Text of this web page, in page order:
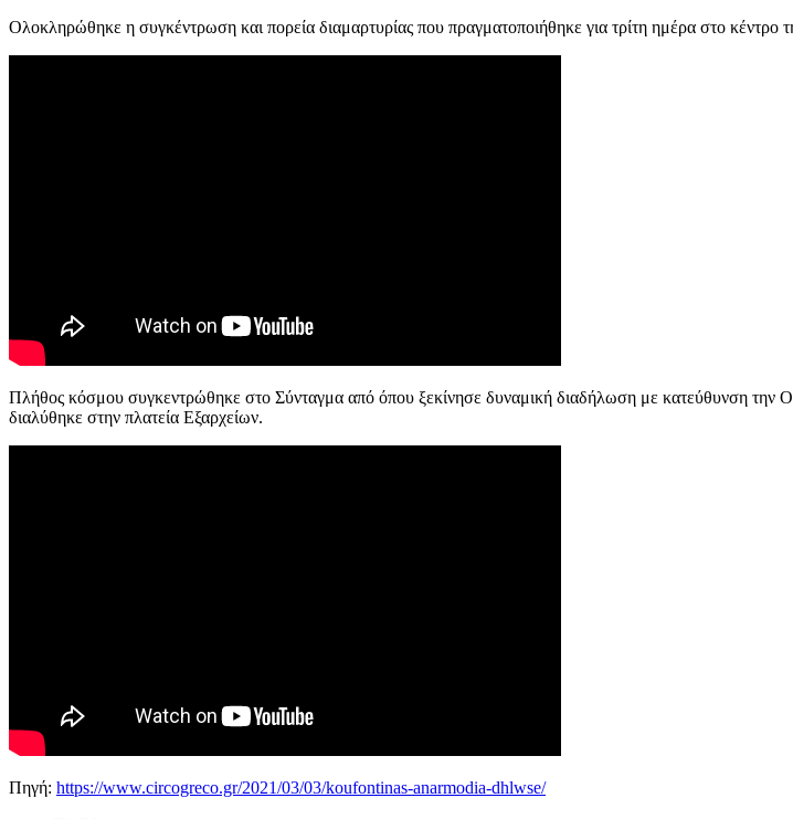
Ολοκληρώθηκε η συγκέντρωση και πορεία διαμαρτυρίας που πραγματοποιήθηκε για τρίτη ημέρα στο κέντρο
Πλήθος κόσμου συγκεντρώθηκε στο Σύνταγμα από όπου ξεκίνησε δυναμική διαδήλωση με κατεύθυνση την
διαλύθηκε στην πλατεία Εξαρχείων.
Πηγή: https://www.circogreco.gr/2021/03/03/koufontinas-anarmodia-dhlwse/